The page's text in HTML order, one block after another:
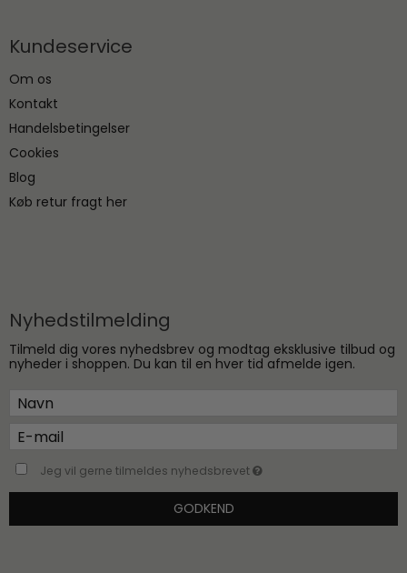
Kundeservice
Om os
Kontakt
Handelsbetingelser
Cookies
Blog
Køb retur fragt her
Nyhedstilmelding
Tilmeld dig vores nyhedsbrev og modtag eksklusive tilbud og
nyheder i shoppen. Du kan til en hver tid afmelde igen.
Jeg vil gerne tilmeldes nyhedsbrevet
GODKEND